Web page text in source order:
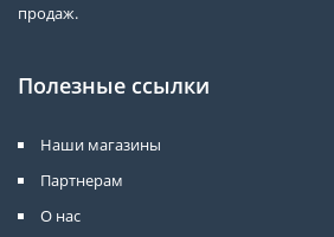
продаж.
Полезные ссылки
Наши магазины
Партнерам
О нас